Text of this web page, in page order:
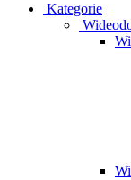
Kategorie